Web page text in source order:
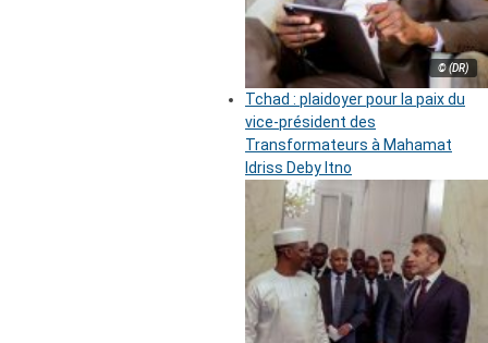
© (DR)
Tchad : plaidoyer pour la paix du
vice-président des
Transformateurs à Mahamat
Idriss Deby Itno